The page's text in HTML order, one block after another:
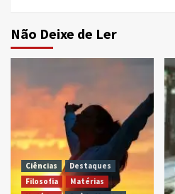
Não Deixe de Ler
Ciências
Destaques
Filosofia
Matérias